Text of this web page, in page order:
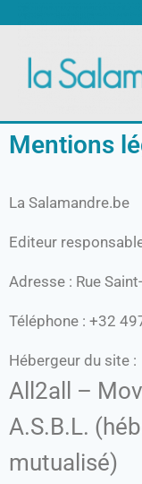
Mentions
La Salamandre.be
Editeur
Adresse : Rue
Téléphone : +32
Hébergeur du site :
All2all –
A.S.B.L.
mutualisé)